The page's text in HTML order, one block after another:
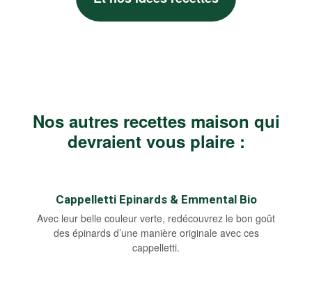
Nos autres recettes maison qui
devraient vous plaire :
Cappelletti Epinards & Emmental Bio
Avec leur belle couleur verte, redécouvrez le bon goût
des épinards d’une manière originale avec ces
cappelletti.